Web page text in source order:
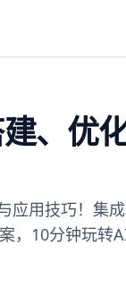
、优
应用技巧！集
10分钟玩转